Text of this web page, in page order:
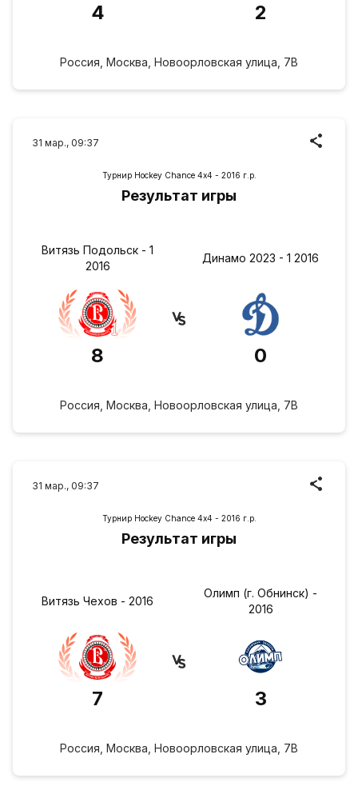
4 2
Россия, Москва, Новоорловская улица, 7В
31 мар., 09:37
Турнир Hockey Chance 4х4 - 2016 г.р.
Результат игры
Витязь Подольск - 1
2016
8
Динамо 2023 - 1 2016
0
Россия, Москва, Новоорловская улица, 7В
31 мар., 09:37
Турнир Hockey Chance 4х4 - 2016 г.р.
Результат игры
Витязь Чехов - 2016
7
Олимп (г. Обнинск) -
2016
3
Россия, Москва, Новоорловская улица, 7В